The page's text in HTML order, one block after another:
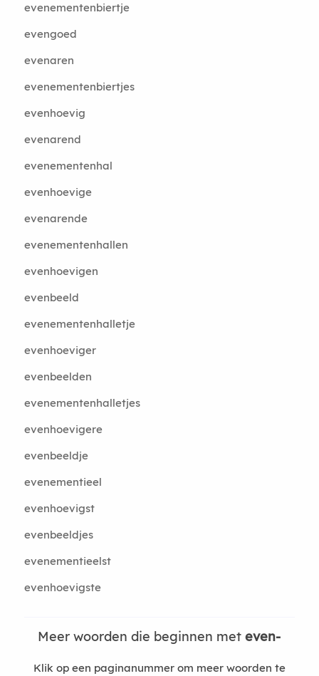
evenementenbiertje
evengoed
evenaren
evenementenbiertjes
evenhoevig
evenarend
evenementenhal
evenhoevige
evenarende
evenementenhallen
evenhoevigen
evenbeeld
evenementenhalletje
evenhoeviger
evenbeelden
evenementenhalletjes
evenhoevigere
evenbeeldje
evenementieel
evenhoevigst
evenbeeldjes
evenementieelst
evenhoevigste
Meer woorden die beginnen meteven-
Klik op een paginanummer om meer woorden te